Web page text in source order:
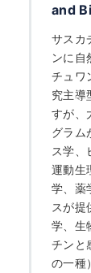
and
サスカ
ンに自
チュワ
究主導
すが、
グラム
ス学、
運動生
学、薬
スが提
学、生
チンと
の一種